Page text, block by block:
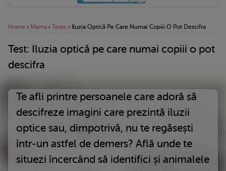
Home › Mama › Teste › Iluzia Optică Pe Care Numai Copiii O Pot Descifra
Test: Iluzia optică pe care numai copiii o pot
descifra
Te afli printre persoanele care adoră să
descifreze imagini care prezintă iluzii
optice sau, dimpotrivă, nu te regăsești
într-un astfel de demers? Află unde te
situezi încercând să identifici și animalele